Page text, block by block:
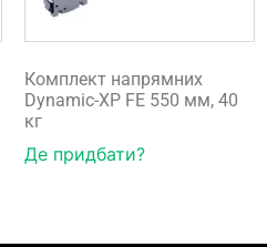
Комплект напрямних
Dynamic-XP FE 550 мм, 40
кг
Де придбати?